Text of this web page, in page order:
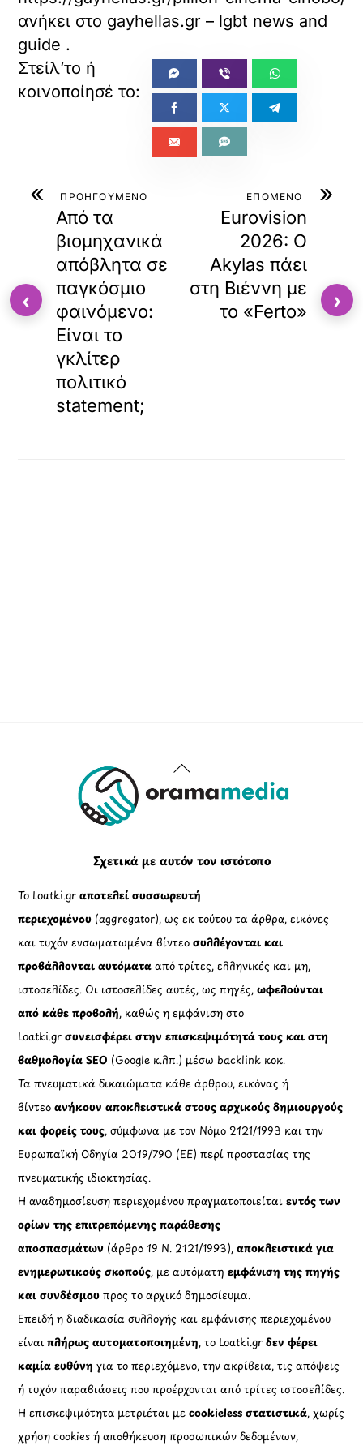
ανήκει στο gayhellas.gr – lgbt news and
guide .
« ΠΡΟΗΓΟΥΜΕΝΟ
Από τα
βιομηχανικά
απόβλητα σε
παγκόσμιο
φαινόμενο:
Είναι το
γκλίτερ
πολιτικό
statement;
»
ΕΠΟΜΕΝΟ
Eurovision
2026: Ο
Akylas πάει
στη Βιέννη με
το «Ferto»
Back
To
Σχετικά με αυτόν τον ιστότοπο
Το Loatki.grαποτελεί συσσωρευτή
περιεχομένου (aggregator), ως εκ τούτου τα άρθρα, εικόνες
και τυχόν ενσωματωμένα βίντεοσυλλέγονται και
προβάλλονται αυτόματααπό τρίτες, ελληνικές και μη,
ιστοσελίδες. Οι ιστοσελίδες αυτές, ως πηγές,ωφελούνται
από κάθε προβολή, καθώς η εμφάνιση στο
Loatki.gr συνεισφέρει στην επισκεψιμότητά τους και στη
βαθμολογία SEO (Google κ.λπ.) μέσω backlink κοκ.
Τα πνευματικά δικαιώματα κάθε άρθρου, εικόνας ή
βίντεοανήκουν αποκλειστικά στους αρχικούς δημιουργούς
και φορείς τους, σύμφωνα με τον Νόμο 2121/1993 και την
Ευρωπαϊκή Οδηγία 2019/790 (ΕΕ) περί προστασίας της
πνευματικής ιδιοκτησίας.
Η αναδημοσίευση περιεχομένου πραγματοποιείταιεντός των
ορίων της επιτρεπόμενης παράθεσης
αποσπασμάτων (άρθρο 19 Ν. 2121/1993), αποκλειστικά για
ενημερωτικούς σκοπούς, με αυτόματηεμφάνιση της πηγής
και συνδέσμου προς το αρχικό δημοσίευμα.
Επειδή η διαδικασία συλλογής και εμφάνισης περιεχομένου
είναιπλήρως αυτοματοποιημένη, το Loatki.grδεν φέρει
καμία ευθύνη για το περιεχόμενο, την ακρίβεια, τις απόψεις
ή τυχόν παραβιάσεις που προέρχονται από τρίτες ιστοσελίδες.
Η επισκεψιμότητα μετριέται μεcookieless στατιστικά, χωρίς
χρήση cookies ή αποθήκευση προσωπικών δεδομένων,
‹ ›